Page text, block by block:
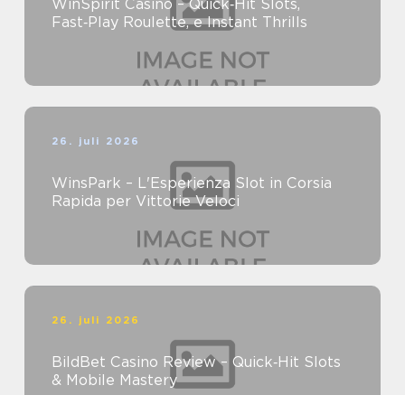
WinSpirit Casino – Quick‑Hit Slots,
Fast‑Play Roulette, e Instant Thrills
26. juli 2026
WinsPark – L'Esperienza Slot in Corsia
Rapida per Vittorie Veloci
26. juli 2026
BildBet Casino Review – Quick‑Hit Slots
& Mobile Mastery